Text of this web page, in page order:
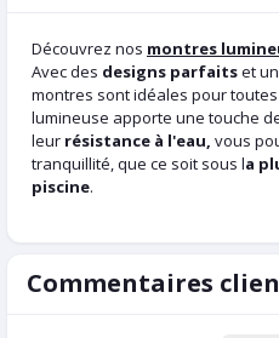
Découvrez nos montres
Avec des designs parfaitset
montres sont idéales pour
lumineuse apporte une touche
leur résistance à l'eau, vous
tranquillité, que ce soit sous la
piscine.
Commentaires